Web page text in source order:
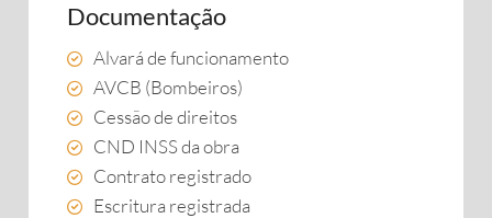
Documentação
Alvará de funcionamento
AVCB (Bombeiros)
Cessão de direitos
CND INSS da obra
Contrato registrado
Escritura registrada